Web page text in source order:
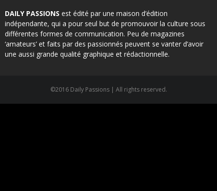
DAILY PASSIONS est édité par une maison d’édition
indépendante, qui a pour seul but de promouvoir la culture sous
différentes formes de communication. Peu de magazines
‘amateurs’ et faits par des passionnés peuvent se vanter d’avoir
une aussi grande qualité graphique et rédactionnelle.
©2016 Daily Passions | All rights reserved.